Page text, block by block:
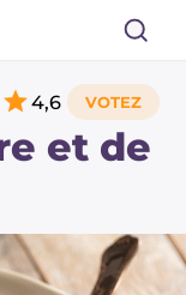
et de
4,6